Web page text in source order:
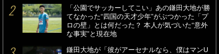
「公園でサッカーしてこい」あの鎌田大地が勝
てなかった“四国の天才少年”がぶつかった「プ
ロの壁」とは何だった？ 本人が気づいた“意外
な事実”と現在地
鎌田大地が「彼がアーセナルなら、僕はマンU